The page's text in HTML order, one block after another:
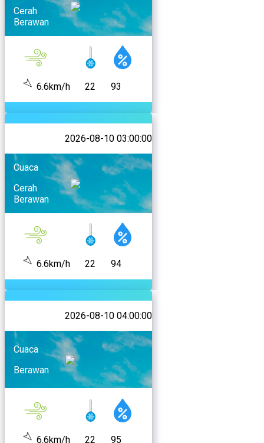
Cerah
Berawan
6.6km/h 22 93
2026-08-10 03:00:00
Cuaca
Cerah
Berawan
6.6km/h 22 94
2026-08-10 04:00:00
Cuaca
Berawan
6.6km/h 22 95